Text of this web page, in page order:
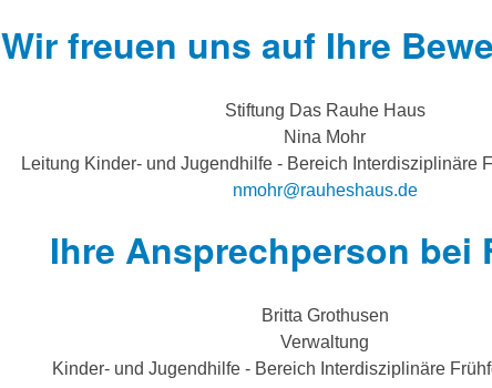
Wir freuen uns auf Ihre
Stiftung Das Rauhe Haus
Nina Mohr
Leitung Kinder- und Jugendhilfe - Bereich Interdisziplinäre
nmohr@rauheshaus.de
Ihre Ansprechperson bei
Britta Grothusen
Verwaltung
Kinder- und Jugendhilfe - Bereich Interdisziplinäre